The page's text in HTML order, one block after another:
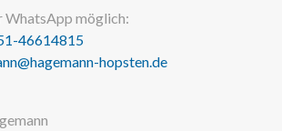
WhatsApp möglich:
46614815
hopsten.de